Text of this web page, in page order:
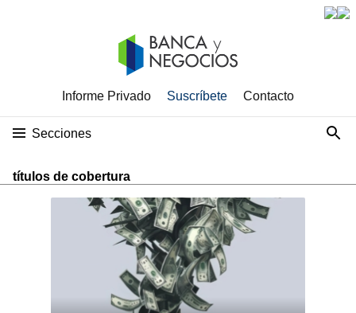
Informe Privado Suscríbete Contacto
Secciones
títulos de cobertura